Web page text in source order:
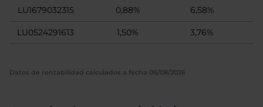
LU1679032315 0,88% 6,58%
LU0524291613 1,50% 3,76%
Datos de rentabilidad calculados a fecha 06/08/2026